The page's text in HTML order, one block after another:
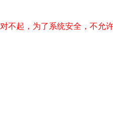
对不起，为了系统安全，不允